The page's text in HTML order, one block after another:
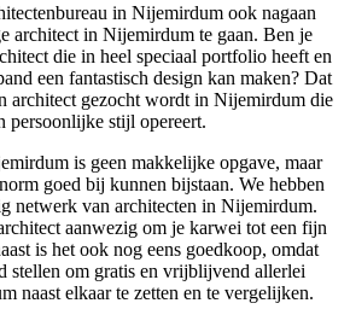
in Nijemirdum ook nagaan
architect in Nijemirdum te gaan. Ben je
die in heel speciaal portfolio heeft en
een fantastisch design kan maken? Dat
architect gezocht wordt in Nijemirdum die
persoonlijke stijl opereert.
is geen makkelijke opgave, maar
goed bij kunnen bijstaan. We hebben
netwerk van architecten in Nijemirdum.
aanwezig om je karwei tot een fijn
is het ook nog eens goedkoop, omdat
stellen om gratis en vrijblijvend allerlei
naast elkaar te zetten en te vergelijken.